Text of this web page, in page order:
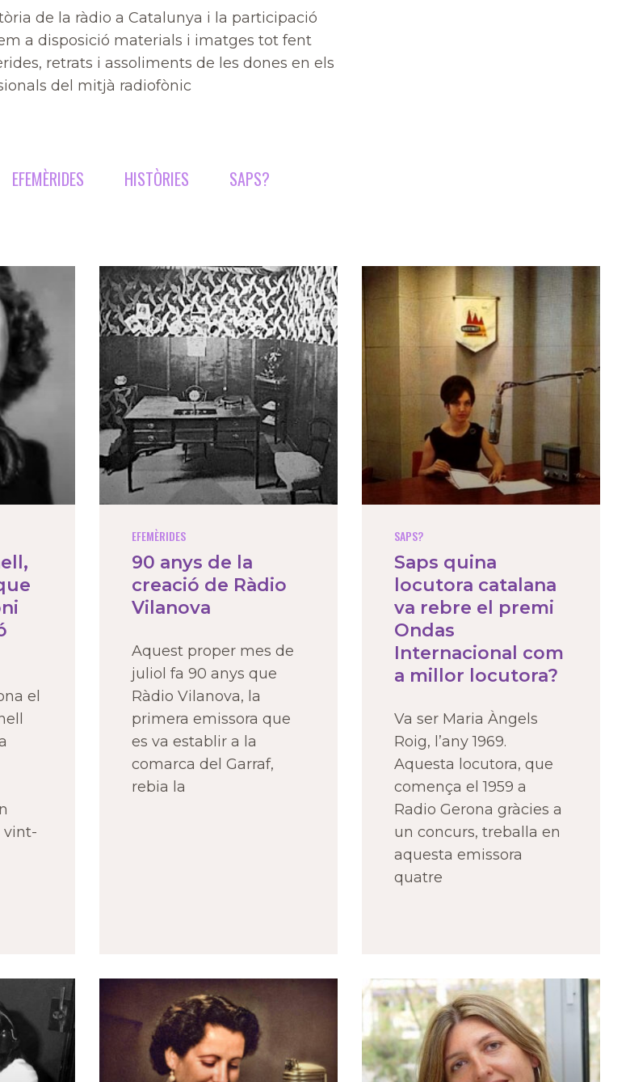
de la ràdio a Catalunya i la participació
a disposició materials i imatges tot fent
retrats i assoliments de les dones en els
del mitjà radiofònic
EFEMÈRIDES HISTÒRIES SAPS?
el
vint-
EFEMÈRIDES
90 anys de la
creació de Ràdio
Vilanova
Aquest proper mes de
juliol fa 90 anys que
Ràdio Vilanova, la
primera emissora que
es va establir a la
comarca del Garraf,
rebia la
SAPS?
Saps quina
locutora catalana
va rebre el premi
Ondas
Internacional com
a millor locutora?
Va ser Maria Àngels
Roig, l’any 1969.
Aquesta locutora, que
comença el 1959 a
Radio Gerona gràcies a
un concurs, treballa en
aquesta emissora
quatre